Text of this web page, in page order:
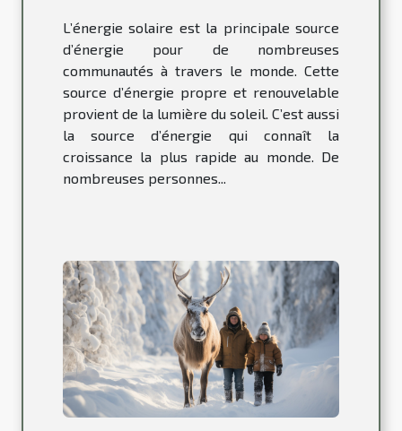
L’énergie solaire est la principale source
d’énergie pour de nombreuses
communautés à travers le monde. Cette
source d’énergie propre et renouvelable
provient de la lumière du soleil. C’est aussi
la source d’énergie qui connaît la
croissance la plus rapide au monde. De
nombreuses personnes...